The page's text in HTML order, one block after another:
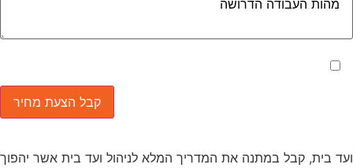
מאשר את תנאי הפרטיות
בית, קבל במתנה את המדריך המלא לניהול ועד בית אשר יהפוך